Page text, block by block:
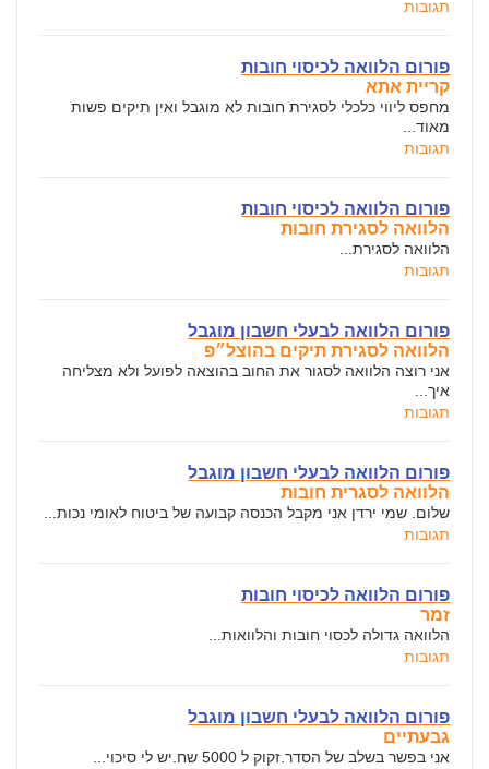
תגובות
פורום הלוואה לכיסוי חובות
קריית אתא
מחפס ליווי כלכלי לסגירת חובות לא מוגבל ואין תיקים פשות
מאוד...
תגובות
פורום הלוואה לכיסוי חובות
הלוואה לסגירת חובות
הלוואה לסגירת...
תגובות
פורום הלוואה לבעלי חשבון מוגבל
הלוואה לסגירת תיקים בהוצל״פ
אני רוצה הלוואה לסגור את החוב בהוצאה לפועל ולא מצליחה
איך...
תגובות
פורום הלוואה לבעלי חשבון מוגבל
הלוואה לסגרית חובות
שלום. שמי ירדן אני מקבל הכנסה קבועה של ביטוח לאומי נכות...
תגובות
פורום הלוואה לכיסוי חובות
זמר
הלוואה גדולה לכסוי חובות והלוואות...
תגובות
פורום הלוואה לבעלי חשבון מוגבל
גבעתיים
אני בפשר בשלב של הסדר.זקוק ל 5000 שח.יש לי סיכוי...